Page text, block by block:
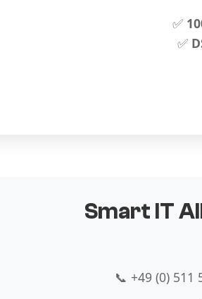
✅
✅
Smart IT
📞 +49 (0)